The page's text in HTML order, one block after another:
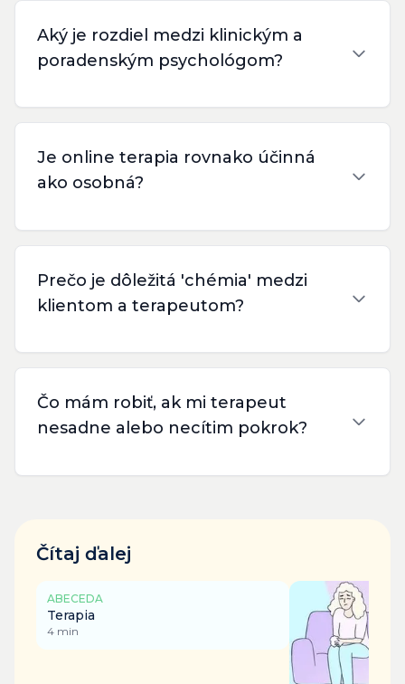
Aký je rozdiel medzi klinickým a
poradenským psychológom?
Je online terapia rovnako účinná
ako osobná?
Prečo je dôležitá 'chémia' medzi
klientom a terapeutom?
Čo mám robiť, ak mi terapeut
nesadne alebo necítim pokrok?
Čítaj ďalej
ABECEDA
Terapia
4 min